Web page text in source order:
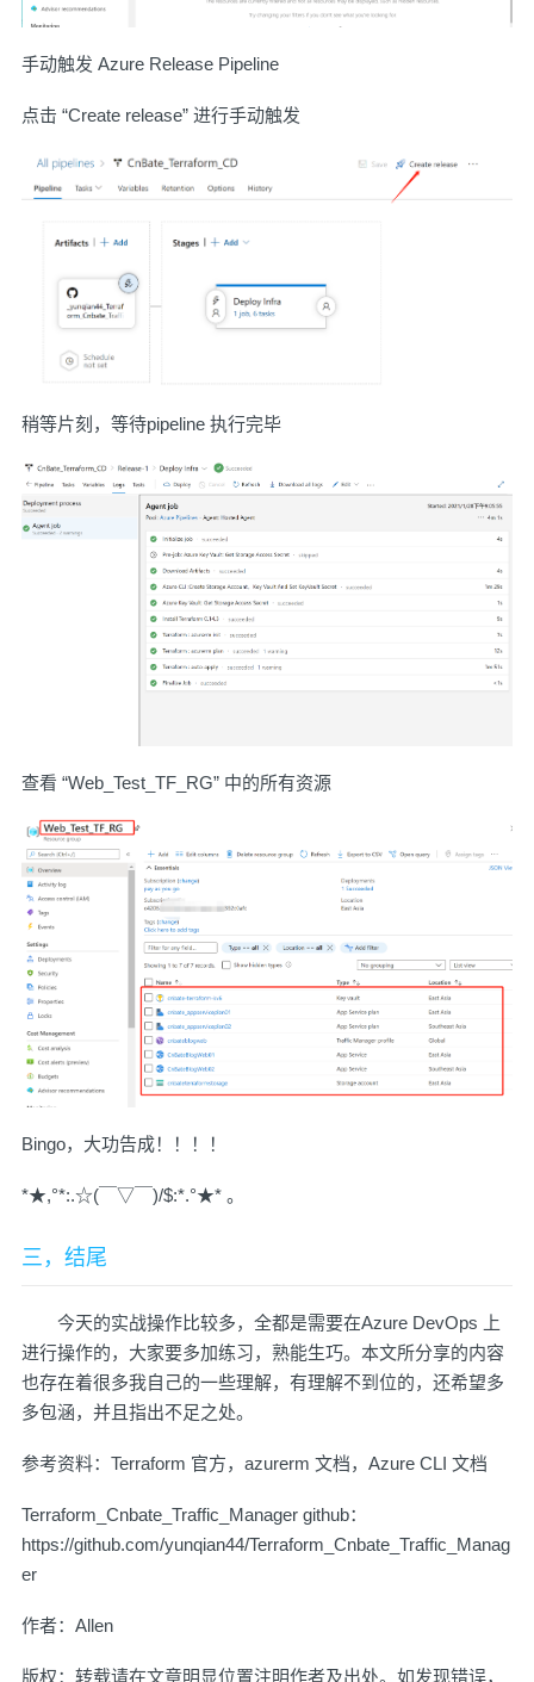
手动触发 Azure Release Pipeline
点击 “Create release” 进行手动触发
稍等片刻，等待pipeline 执行完毕
查看 “Web_Test_TF_RG” 中的所有资源
Bingo，大功告成！！！！
*★,°*:.☆(￣▽￣)/$:*.°★* 。
三，结尾
今天的实战操作比较多，全都是需要在Azure DevOps 上
进行操作的，大家要多加练习，熟能生巧。本文所分享的内容
也存在着很多我自己的一些理解，有理解不到位的，还希望多
多包涵，并且指出不足之处。
参考资料： Terraform 官方， azurerm 文档， Azure CLI 文档
Terraform_Cnbate_Traffic_Manager github：
https://github.com/yunqian44/Terraform_Cnbate_Traffic_Manag
er
作者： Allen
版权：转载请在文章明显位置注明作者及出处。如发现错误，